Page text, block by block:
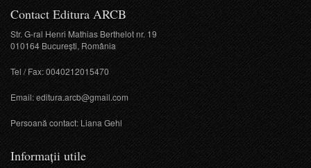
Contact Editura ARCB
Str. G-ral Henri Mathias Berthelot nr. 19
010164 București, România
Tel / Fax: 0040212015470
Email:editura.arcb@gmail.com
Persoană contact: Liana Gehl
Informații utile